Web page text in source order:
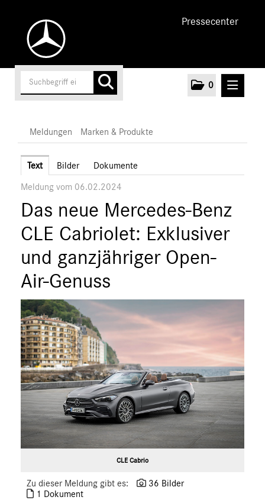
Pressecenter
0
Unternehmen
Cars
Vans
Marken & Produkte
ÜBER UNS
ANSPRECHPARTNER
Meldungen Marken & Produkte
Text Bilder Dokumente
Meldung vom 06.02.2024
Das neue Mercedes-Benz
CLE Cabriolet: Exklusiver
und ganzjähriger Open-
Air-Genuss
CLE Cabrio
Zu dieser Meldung gibt es:
36 Bilder
1 Dokument